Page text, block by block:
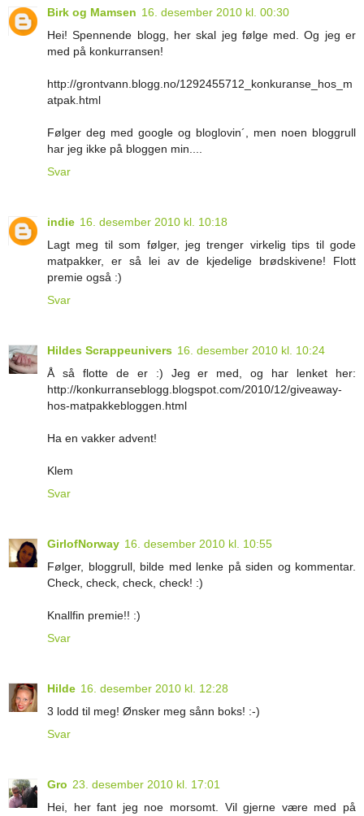
Birk og Mamsen 16. desember 2010 kl. 00:30
Hei! Spennende blogg, her skal jeg følge med. Og jeg er
med på konkurransen!
http://grontvann.blogg.no/1292455712_konkuranse_hos_m
atpak.html
Følger deg med google og bloglovin´, men noen bloggrull
har jeg ikke på bloggen min....
Svar
indie 16. desember 2010 kl. 10:18
Lagt meg til som følger, jeg trenger virkelig tips til gode
matpakker, er så lei av de kjedelige brødskivene! Flott
premie også :)
Svar
Hildes Scrappeunivers 16. desember 2010 kl. 10:24
Å så flotte de er :) Jeg er med, og har lenket her:
http://konkurranseblogg.blogspot.com/2010/12/giveaway-
hos-matpakkebloggen.html
Ha en vakker advent!
Klem
Svar
GirlofNorway 16. desember 2010 kl. 10:55
Følger, bloggrull, bilde med lenke på siden og kommentar.
Check, check, check, check! :)
Knallfin premie!! :)
Svar
Hilde 16. desember 2010 kl. 12:28
3 lodd til meg! Ønsker meg sånn boks! :-)
Svar
Gro 23. desember 2010 kl. 17:01
Hei, her fant jeg noe morsomt. Vil gjerne være med på